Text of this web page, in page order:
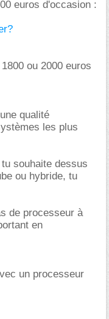
euros d'occasion :
ou 2000 euros
qualité
les plus
souhaite dessus
ou hybride, tu
de processeur à
en
un processeur